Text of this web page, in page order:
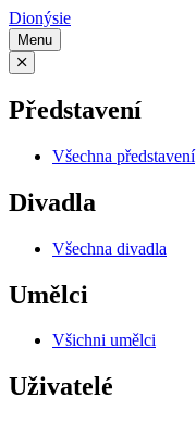
Dionýsie
Menu
Představení
Všechna představení
Divadla
Všechna divadla
Umělci
Všichni umělci
Uživatelé